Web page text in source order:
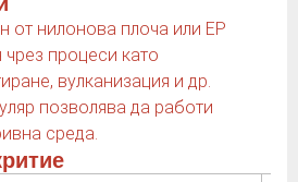
от нилонова плоча или EP
процеси като
вулканизация и др.
позволява да работи
среда.